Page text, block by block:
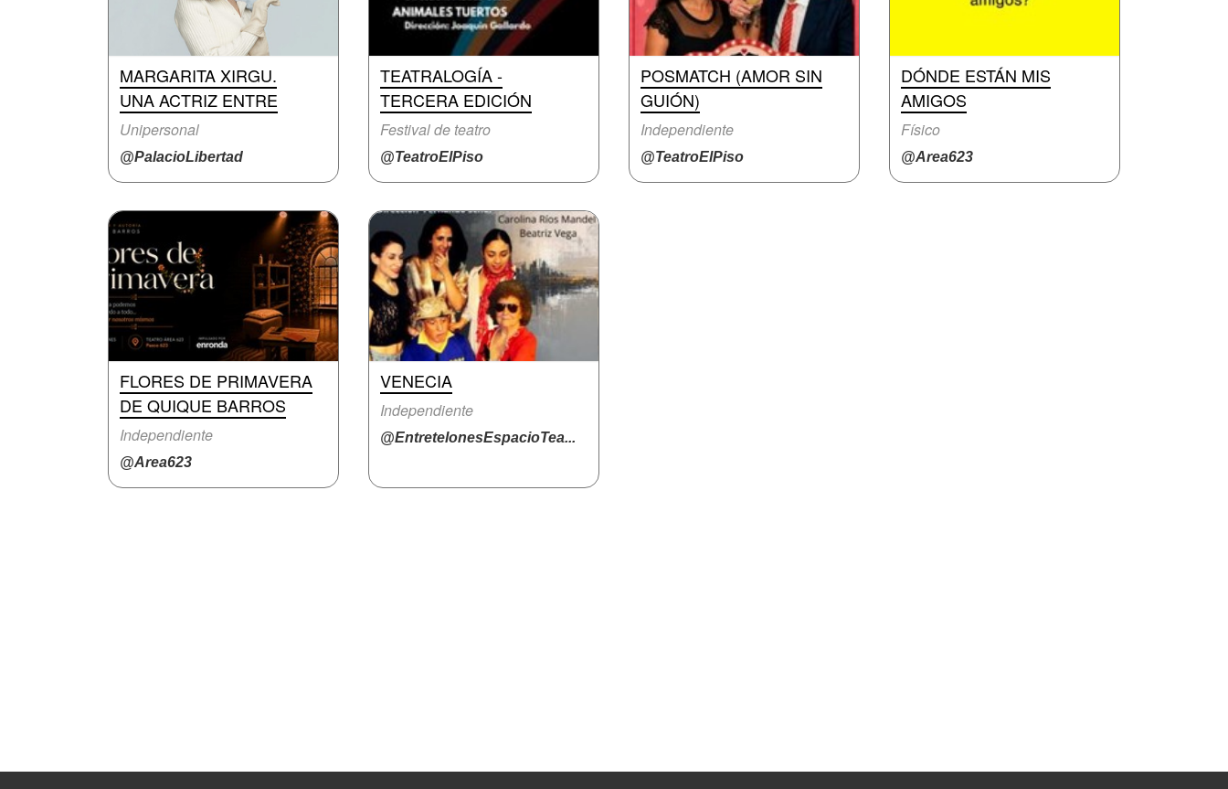
MARGARITA XIRGU.
UNA ACTRIZ ENTRE
Unipersonal
@PalacioLibertad
TEATRALOGÍA -
TERCERA EDICIÓN
Festival de teatro
@TeatroElPiso
POSMATCH (AMOR SIN
GUIÓN)
Independiente
@TeatroElPiso
DÓNDE ESTÁN MIS
AMIGOS
Físico
@Area623
FLORES DE PRIMAVERA
DE QUIQUE BARROS
Independiente
@Area623
VENECIA
Independiente
@EntretelonesEspacioTea...